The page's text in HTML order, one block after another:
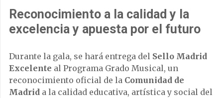
Reconocimiento a la calidad y la
excelencia y apuesta por el futuro
Durante la gala, se hará entrega del Sello Madrid
Excelente al Programa Grado Musical, un
reconocimiento oficial de la Comunidad de
Madrid a la calidad educativa, artística y social del